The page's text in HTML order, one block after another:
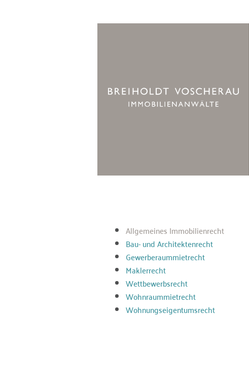
Allgemeines Immobilienrecht
Bau- und Architektenrecht
Gewerberaummietrecht
Maklerrecht
Wettbewerbsrecht
Wohnraummietrecht
Wohnungseigentumsrecht